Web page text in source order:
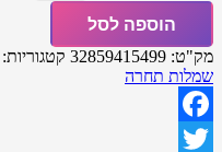
הוספה לסל
מק"ט: 32859415499 קטגוריות:
שמלות תחרה
Facebook